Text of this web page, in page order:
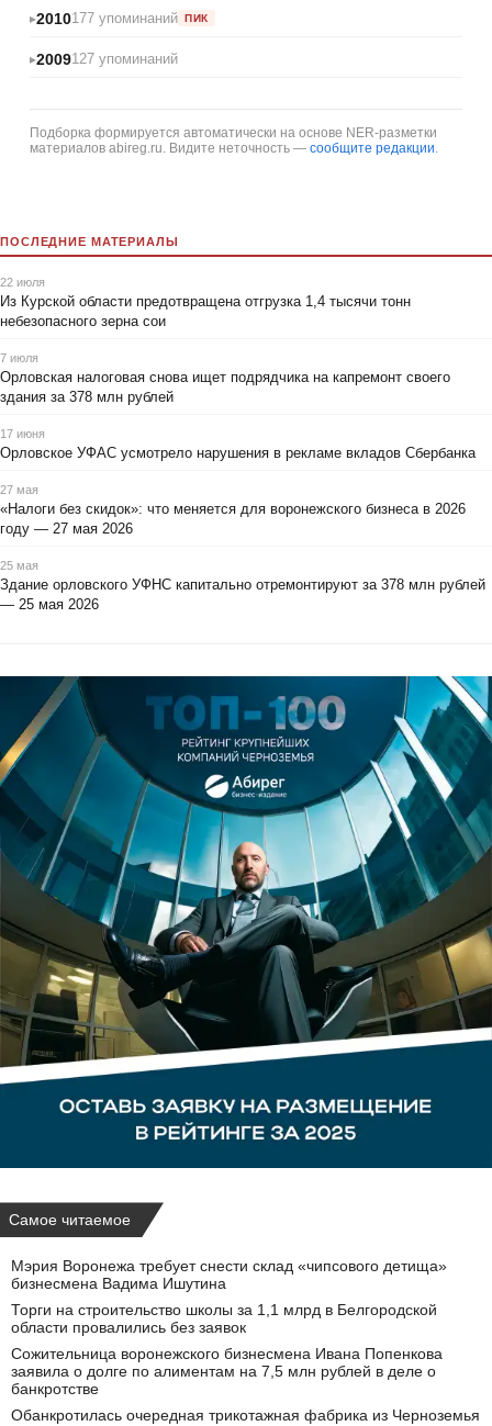
2010177 упоминаний ПИК
2009127 упоминаний
Подборка формируется автоматически на основе NER-разметки
материалов abireg.ru. Видите неточность — сообщите редакции
ПОСЛЕДНИЕ МАТЕРИАЛЫ
22 июля
Из Курской области предотвращена отгрузка 1,4 тысячи тонн
небезопасного зерна сои
7 июля
Орловская налоговая снова ищет подрядчика на капремонт своего
здания за 378 млн рублей
17 июня
Орловское УФАС усмотрело нарушения в рекламе вкладов Сбербанка
27 мая
«Налоги без скидок»: что меняется для воронежского бизнеса в 2026
году — 27 мая 2026
25 мая
Здание орловского УФНС капитально отремонтируют за 378 млн рублей
— 25 мая 2026
Самое читаемое
Мэрия Воронежа требует снести склад «чипсового детища»
бизнесмена Вадима Ишутина
Торги на строительство школы за 1,1 млрд в Белгородской
области провалились без заявок
Сожительница воронежского бизнесмена Ивана Попенкова
заявила о долге по алиментам на 7,5 млн рублей в деле о
банкротстве
Обанкротилась очередная трикотажная фабрика из Черноземья